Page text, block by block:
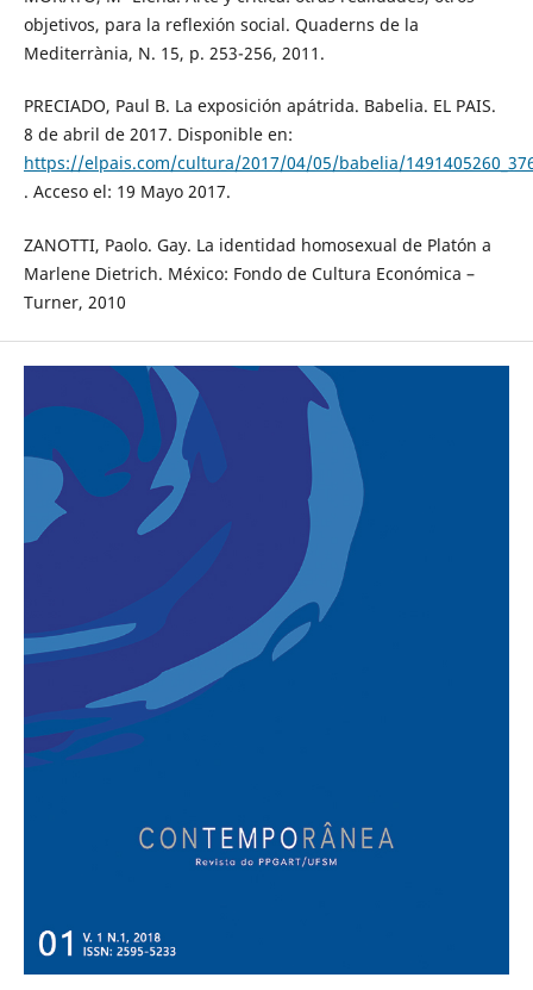
objetivos, para la reflexión social. Quaderns de la
Mediterrània, N. 15, p. 253-256, 2011.
PRECIADO, Paul B. La exposición apátrida. Babelia. EL PAIS.
8 de abril de 2017. Disponible en:
https://elpais.com/cultura/2017/04/05/babelia/
. Acceso el: 19 Mayo 2017.
ZANOTTI, Paolo. Gay. La identidad homosexual de Platón a
Marlene Dietrich. México: Fondo de Cultura Económica –
Turner, 2010